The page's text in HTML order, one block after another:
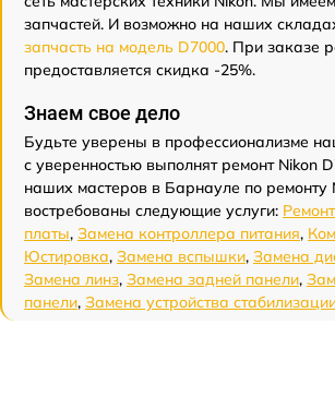
запчастей. И возможно на наших
запчасть на модель D7000. При заказе
предоставляется скидка -25%.
Знаем свое дело
Будьте уверены в профессионализме
с уверенностью выполнят ремонт Nikon
наших мастеров в Барнауле по ремонту
востребованы следующие услуги:
платы, Замена контроллера питания,
Юстировка, Замена вспышки, Замена
Замена линз, Замена задней панели,
панели, Замена устройства